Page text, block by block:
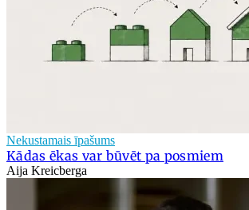
Nekustamais īpašums
Kādas ēkas var būvēt pa posmiem
Aija Kreicberga